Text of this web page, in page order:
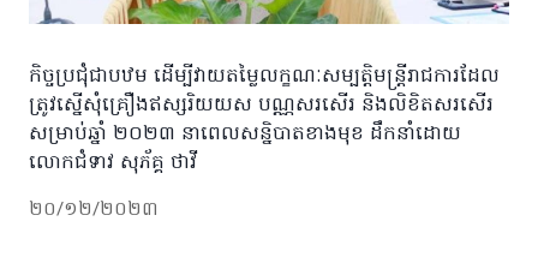
កិច្ចប្រជុំជាបឋម ដើម្បីវាយតម្លៃលក្ខណៈសម្បត្តិមន្ត្រីរាជការដែល
ត្រូវស្នើសុំគ្រឿងឥស្សរិយយស បណ្ណសរសើរ និងលិខិតសរសើរ
សម្រាប់ឆ្នាំ ២០២៣ នាពេលសន្និបាតខាងមុខ ដឹកនាំដោយ
លោកជំទាវ សុភ័គ្គ ថាវី
២០/១២/២០២៣